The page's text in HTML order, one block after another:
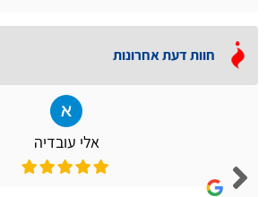
חוות דעת אחרונות
אלי עובדיה